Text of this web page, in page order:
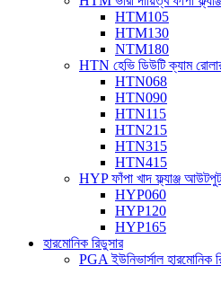
HTM105
HTM130
NTM180
HTN হেভি ডিউটি ​​ক্যাম
HTN068
HTN090
HTN115
HTN215
HTN315
HTN415
HYP ফাঁপা খাদ ফ্ল্যাঞ্জ আউটপুট
HYP060
HYP120
HYP165
হারমোনিক রিডুসার
PGA ইউনিভার্সাল হারমোনিক